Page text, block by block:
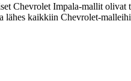
Chevrolet Impala-mallit olivat
kaikkiin Chevrolet-